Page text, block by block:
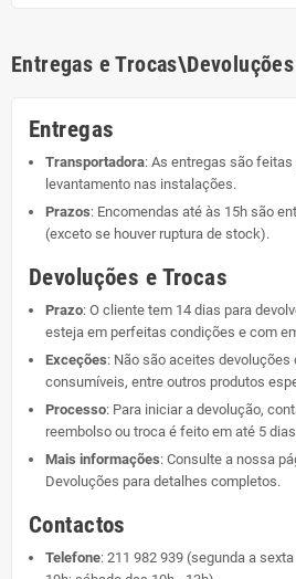
Entregas e Trocas\Devoluções
Entregas
Transportadora: As entregas são
levantamento nas instalações.
Prazos: Encomendas até às 15h são
(exceto se houver ruptura de stock).
Devoluções e Trocas
Prazo: O cliente tem 14 dias para
esteja em perfeitas condições e com
Exceções: Não são aceites devoluções
consumíveis, entre outros produtos
Processo: Para iniciar a devolução,
reembolso ou troca é feito em até 5
Mais informações: Consulte a nossa
Devoluções para detalhes completos.
Contactos
Telefone: 211 982 939 (segunda a